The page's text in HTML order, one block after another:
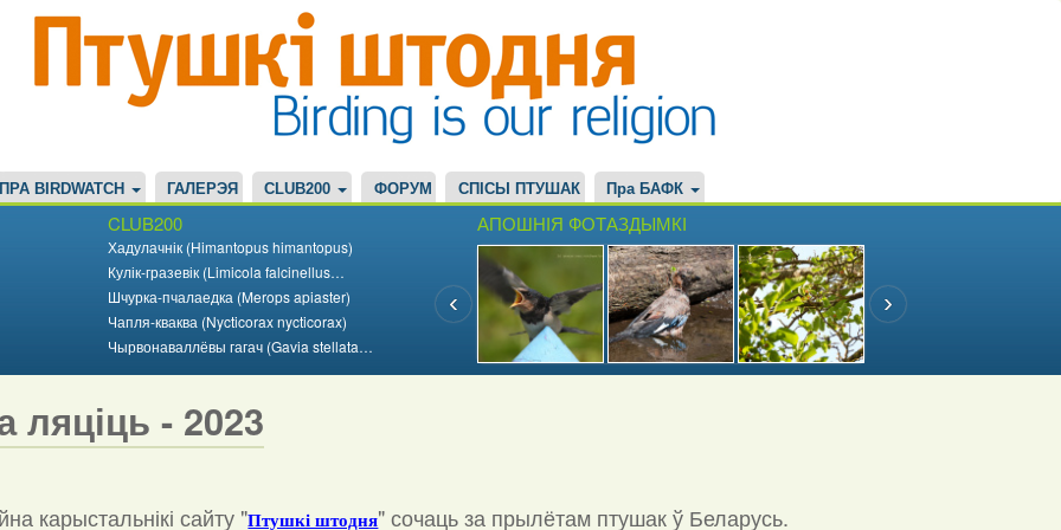
ПРА BIRDWATCH ГАЛЕРЭЯ CLUB200 ФОРУМ СПІСЫ ПТУШАК Пра БАФК
CLUB200
Хадулачнік (Himantopus himantopus)
Кулік-гразевік (Limicola falcinellus…
Шчурка-пчалаедка (Merops apiaster)
Чапля-кваква (Nycticorax nycticorax)
Чырвонаваллёвы гагач (Gavia stellata…
АПОШНІЯ ФОТАЗДЫМКІ
ляціць - 2023
карыстальнікі сайту "Птушкі штодня" сочаць за прылётам птушак ў Беларусь.